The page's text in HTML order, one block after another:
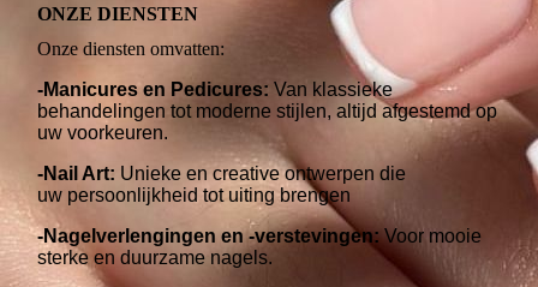
ONZE DIENSTEN
Onze diensten omvatten:
-Manicures en Pedicures: Van klassieke
behandelingen tot moderne stijlen, altijd afgestemd op
uw voorkeuren.
-Nail Art: Unieke en creative ontwerpen die
uw persoonlijkheid tot uiting brengen
-Nagelverlengingen en -verstevingen: Voor mooie
sterke en duurzame nagels.